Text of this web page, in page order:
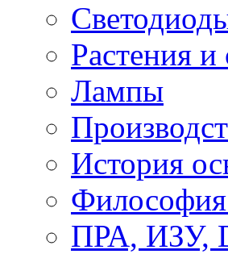
Растения и
Лампы
История
Философия
ПРА, ИЗУ,